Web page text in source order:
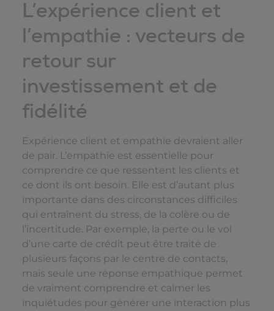
L’expérience client et
l’empathie : vecteurs de
retour sur
investissement et de
fidélité
Expérience client et empathie devraient aller
de pair. L’empathie est essentielle pour
comprendre ce que ressentent les clients et
ce dont ils ont besoin. Elle est d’autant plus
importante dans des circonstances difficiles
qui entraînent du stress, de la colère ou de
l’incertitude. Par exemple, la perte ou le vol
d’une carte de crédit peut être traité de
plusieurs façons par le centre de contacts,
mais seule une réponse empathique permet
de vraiment comprendre et calmer les
inquiétudes pour générer une interaction plus